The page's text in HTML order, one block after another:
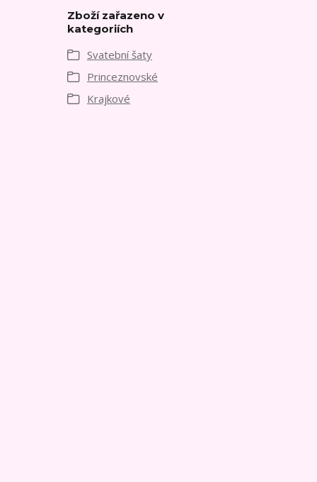
Zboží zařazeno v
kategoriích
Svatební šaty
Princeznovské
Krajkové